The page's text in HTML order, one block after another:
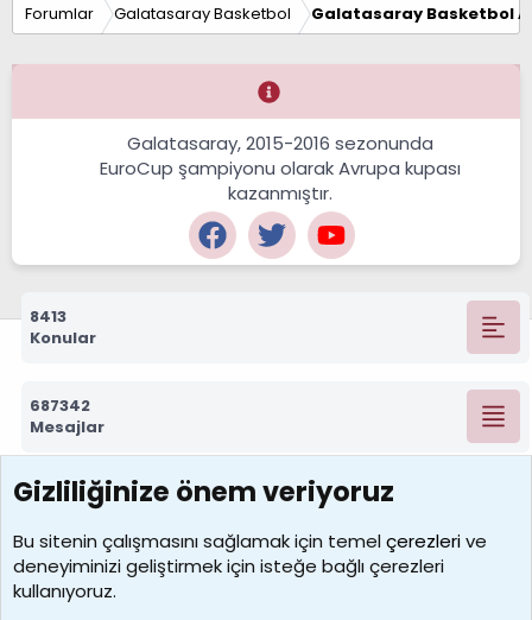
Forumlar Galatasaray Basketbol Galatasaray Basketbol
Galatasaray, 2015-2016 sezonunda
EuroCup şampiyonu olarak Avrupa kupası
kazanmıştır.
8413
Konular
687342
Mesajlar
7390
Kullanıcılar
MosesBrownHayranı
Son üye
Gizliliğinize önem veriyoruz
Bu sitenin çalışmasını sağlamak için temelçerezlerive
deneyiminizi geliştirmek için isteğe bağlı çerezleri
kullanıyoruz.